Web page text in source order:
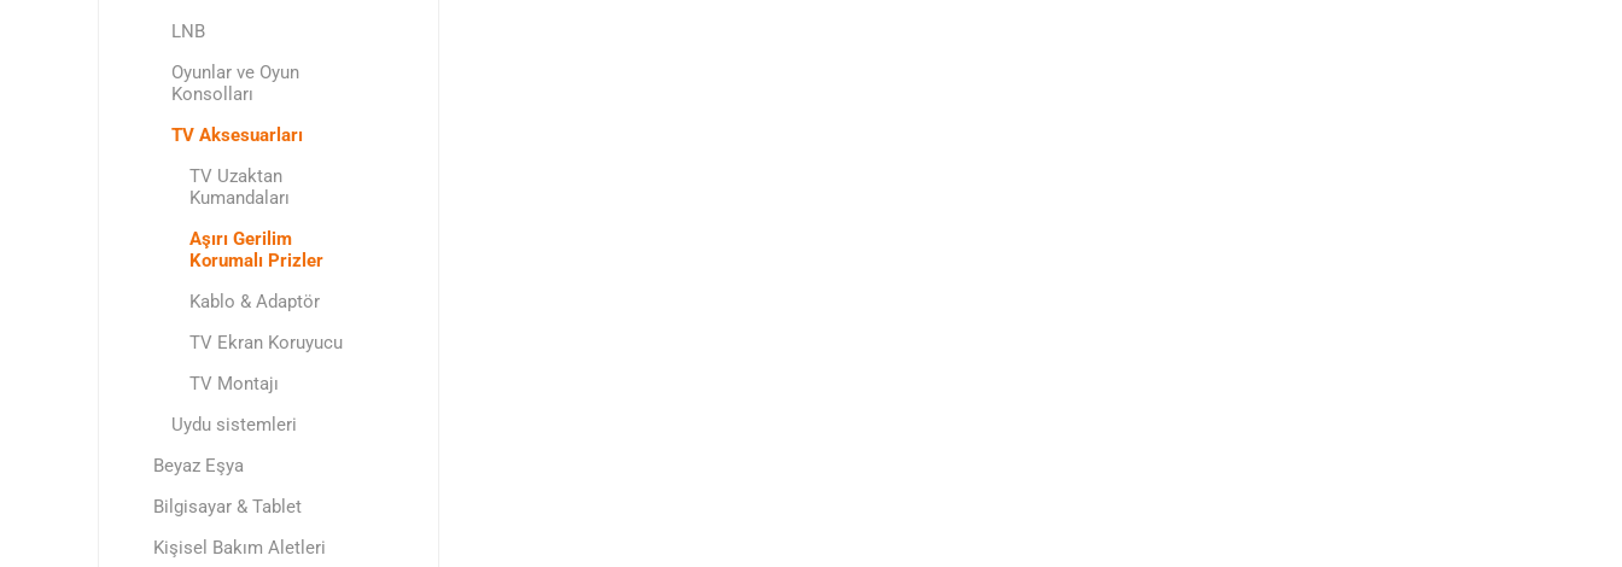
LNB
Oyunlar ve Oyun
Konsolları
TV Aksesuarları
TV Uzaktan
Kumandaları
Aşırı Gerilim
Korumalı Prizler
Kablo & Adaptör
TV Ekran Koruyucu
TV Montajı
Uydu sistemleri
Beyaz Eşya
Bilgisayar & Tablet
Kişisel Bakım Aletleri